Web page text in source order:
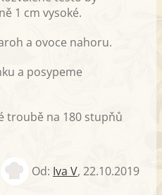
1 cm vysoké.
a ovoce nahoru.
a posypeme
troubě na 180 stupňů
Od: Iva V, 22.10.2019